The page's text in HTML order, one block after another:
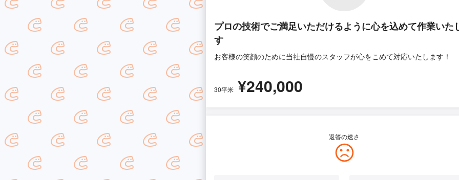
プロの技術でご満足いただけるように心を込めて作業いた
す
お客様の笑顔のために当社自慢のスタッフが心をこめて対応いたします！
30平米 ¥240,000
返答の速さ